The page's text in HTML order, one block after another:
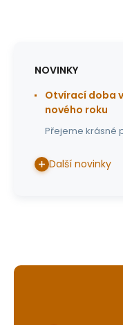
NOVINKY
Otvírací doba
nového roku
Přejeme krásné
Další novinky